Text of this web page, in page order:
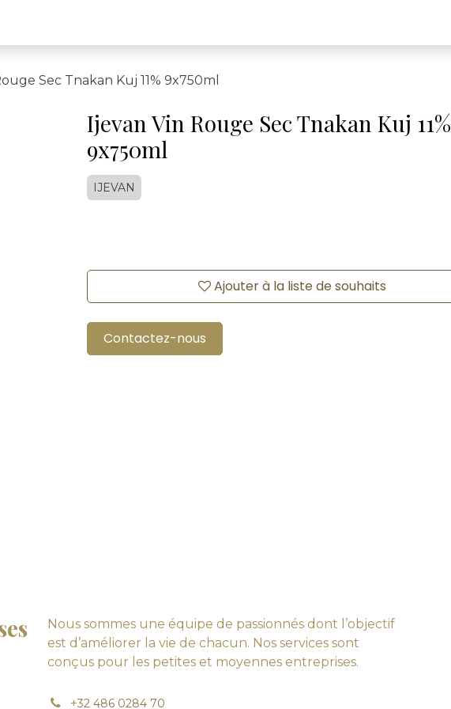
Sec Tnakan Kuj 11% 9x750ml
Ijevan Vin Rouge Sec Tnakan Kuj 11%
9x750ml
IJEVAN
Ajouter à la liste de souhaits
Contactez-nous
Nous sommes une équipe de passionnés dont l’objectif
est d’améliorer la vie de chacun. Nos services sont
conçus pour les petites et moyennes entreprises.
+32 486 0284 70